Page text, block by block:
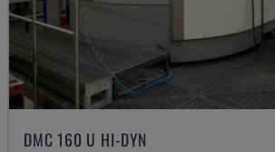
DMC 160 U HI-DYN